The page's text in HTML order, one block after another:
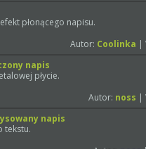
płonącego napisu.
Autor: Coolinka |
napis
płycie.
Autor: noss |
napis
tekstu.